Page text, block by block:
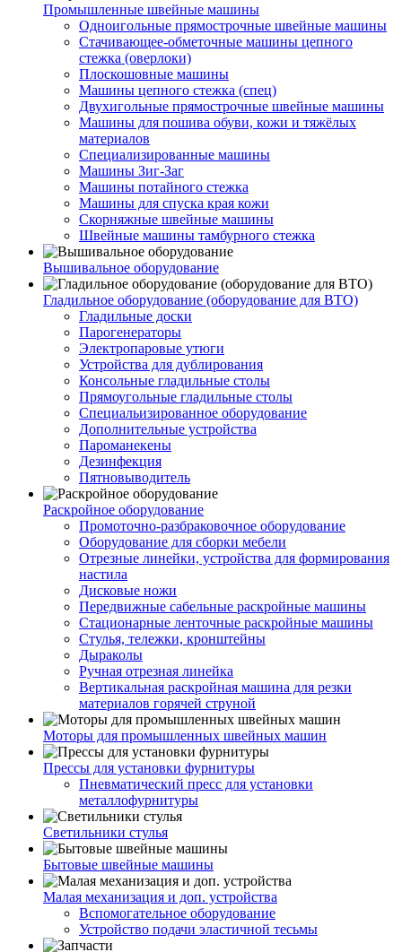
Промышленные швейные машины
Одноигольные прямострочные швейные машины
Стачивающее-обметочные машины цепного
стежка (оверлоки)
Плоскошовные машины
Машины цепного стежка (спец)
Двухигольные прямострочные швейные машины
Машины для пошива обуви, кожи и тяжёлых
материалов
Специализированные машины
Машины Зиг-Заг
Машины потайного стежка
Машины для спуска края кожи
Скорняжные швейные машины
Швейные машины тамбурного стежка
Вышивальное оборудование
Гладильное оборудование (оборудование для ВТО)
Гладильные доски
Парогенераторы
Электропаровые утюги
Устройства для дублирования
Консольные гладильные столы
Прямоугольные гладильные столы
Специальизированное оборудование
Дополнительные устройства
Пароманекены
Дезинфекция
Пятновыводитель
Раскройное оборудование
Промоточно-разбраковочное оборудование
Оборудование для сборки мебели
Отрезные линейки, устройства для формирования
настила
Дисковые ножи
Передвижные сабельные раскройные машины
Стационарные ленточные раскройные машины
Стулья, тележки, кронштейны
Дыраколы
Ручная отрезная линейка
Вертикальная раскройная машина для резки
материалов горячей струной
Моторы для промышленных швейных машин
Прессы для установки фурнитуры
Пневматический пресс для установки
металлофурнитуры
Светильники стулья
Бытовые швейные машины
Малая механизация и доп. устройства
Вспомогательное оборудование
Устройство подачи эластичной тесьмы